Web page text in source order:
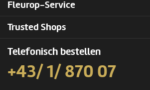
Fleurop-Service
Trusted Shops
Telefonisch bestellen
+43/ 1/ 870 07